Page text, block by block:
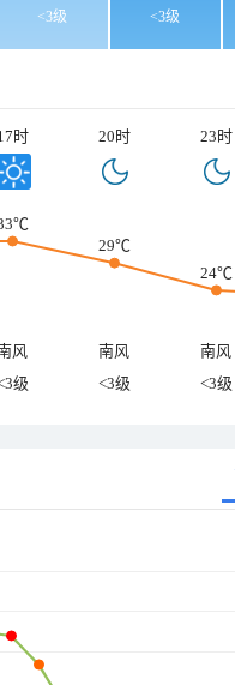
<3级 <3级
时 20时 23时
29℃
24℃
风 南风
南风
级 <3级 <3级